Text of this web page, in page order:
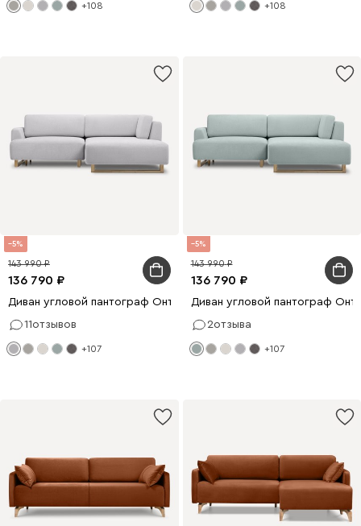
+108 +108
5
136 790
143 990
Диван угловой пантограф Онте Bucle Silver
11отзывов
+107
5
136 790
143 990
Диван угловой пантограф
2отзыва
+107